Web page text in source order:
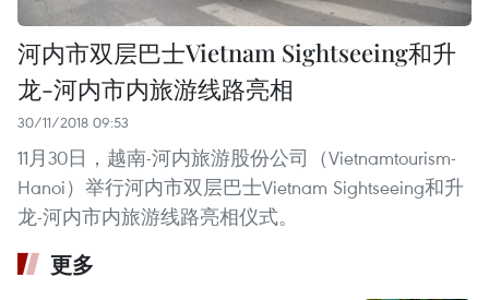
河内市双层巴士Vietnam Sightseeing和升
龙-河内市内旅游线路亮相
30/11/2018 09:53
11月30日，越南-河内旅游股份公司（Vietnamtourism-
Hanoi）举行河内市双层巴士Vietnam Sightseeing和升
龙-河内市内旅游线路亮相仪式。
更多